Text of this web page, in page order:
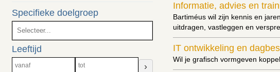
Specifieke doelgroep
Leeftijd
›
Informatie, advies en
Bartiméus wil zijn kennis en
uitdragen, vastleggen en
IT ontwikkeling en
Wil je grafisch vormgeven